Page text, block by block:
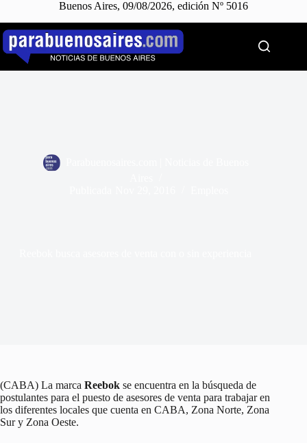
Buenos Aires, 09/08/2026, edición Nº 5016
Saltar
contenido
(CABA) La marca Reebok se encuentra en la búsqueda de
postulantes para el puesto de asesores de venta para trabajar en
los diferentes locales que cuenta en CABA, Zona Norte, Zona
Sur y Zona Oeste.